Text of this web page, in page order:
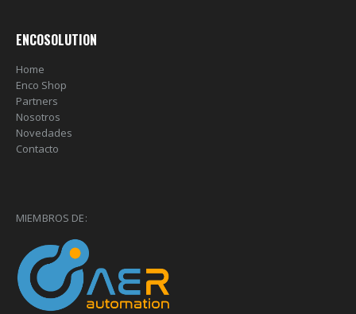
ENCOSOLUTION
Home
Enco Shop
Partners
Nosotros
Novedades
Contacto
MIEMBROS DE: